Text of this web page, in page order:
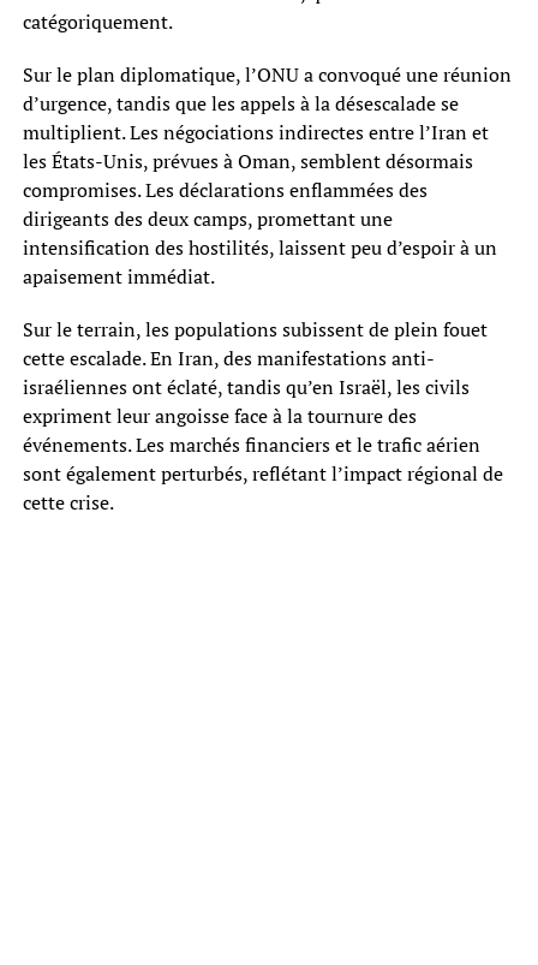
catégoriquement.
Sur le plan diplomatique, l’ONU a convoqué une réunion
d’urgence, tandis que les appels à la désescalade se
multiplient. Les négociations indirectes entre l’Iran et
les États-Unis, prévues à Oman, semblent désormais
compromises. Les déclarations enflammées des
dirigeants des deux camps, promettant une
intensification des hostilités, laissent peu d’espoir à un
apaisement immédiat.
Sur le terrain, les populations subissent de plein fouet
cette escalade. En Iran, des manifestations anti-
israéliennes ont éclaté, tandis qu’en Israël, les civils
expriment leur angoisse face à la tournure des
événements. Les marchés financiers et le trafic aérien
sont également perturbés, reflétant l’impact régional de
cette crise.